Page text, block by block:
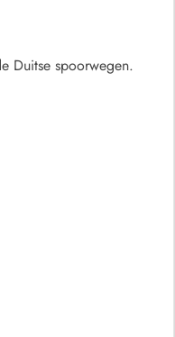
Duitse spoorwegen.